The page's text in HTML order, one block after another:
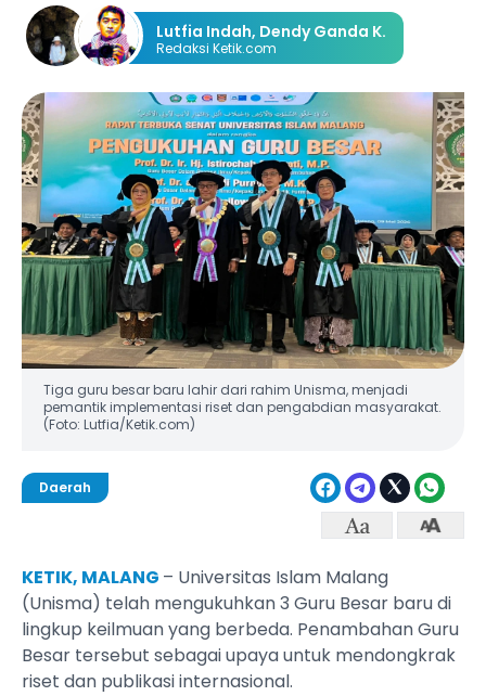
Lutfia Indah, Dendy Ganda K.
Redaksi Ketik.com
Tiga guru besar baru lahir dari rahim Unisma, menjadi
pemantik implementasi riset dan pengabdian masyarakat.
(Foto: Lutfia/Ketik.com)
Daerah
KETIK, MALANG – Universitas Islam Malang
(Unisma) telah mengukuhkan 3 Guru Besar baru di
lingkup keilmuan yang berbeda. Penambahan Guru
Besar tersebut sebagai upaya untuk mendongkrak
riset dan publikasi internasional.